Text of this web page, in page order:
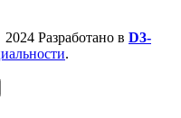
2024 Разработано в D3-
.